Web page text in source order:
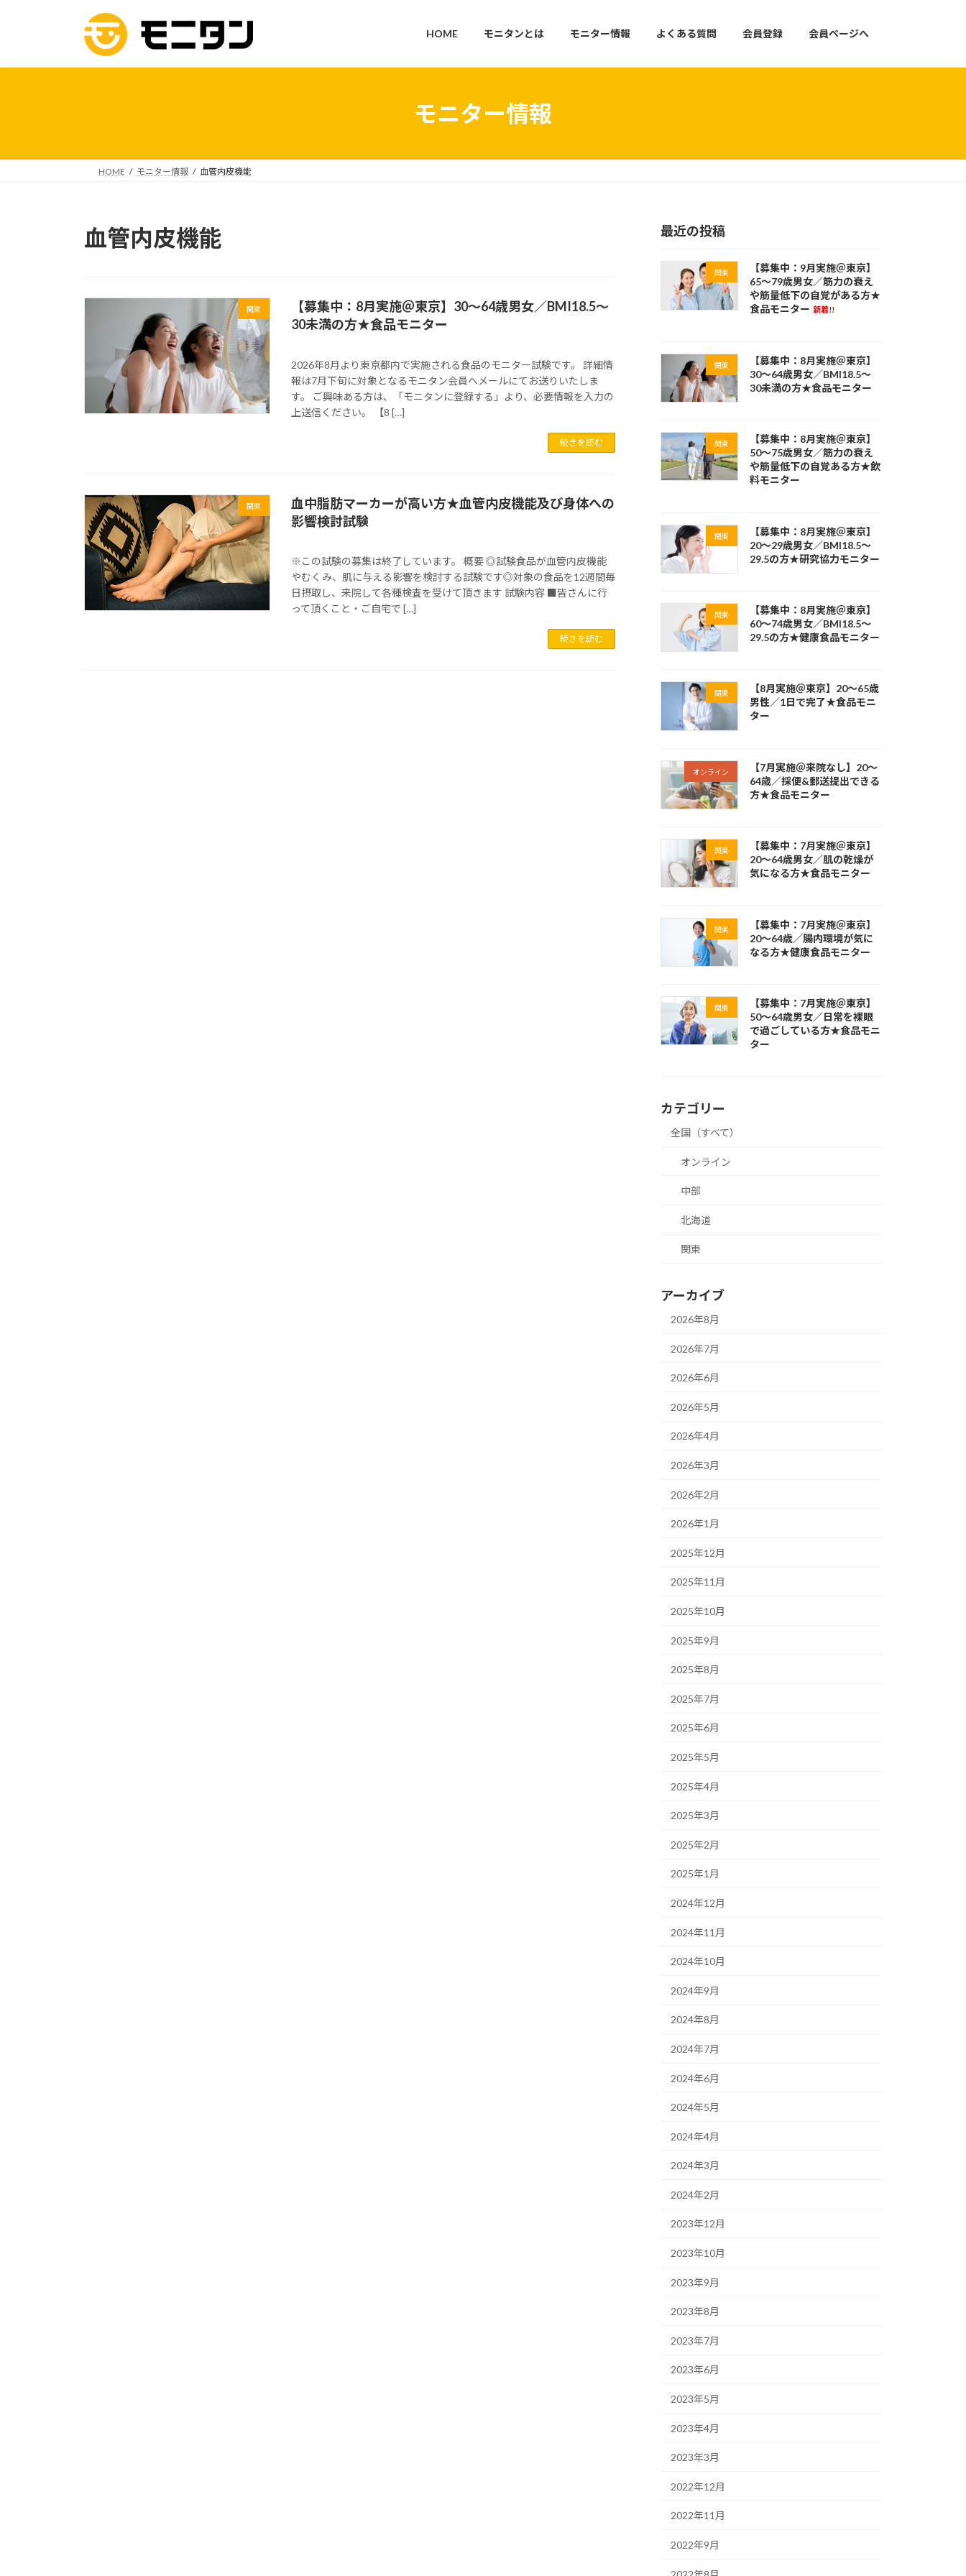
プ
動
HOME モニタンとは モニター情報 よくある質問 会員登録 会員ページへ
モニター情報
HOME モニター情報 血管内皮機能
血管内皮機能
関東
【募集中：8月実施＠東京】30～64歳男女／BMI18.5～
30未満の方★食品モニター
2026年8月より東京都内で実施される食品のモニター試験です。 詳細情
報は7月下旬に対象となるモニタン会員へメールにてお送りいたしま
す。 ご興味ある方は、「モニタンに登録する」より、必要情報を入力の
上送信ください。 【8 […]
続きを読む
関東
血中脂肪マーカーが高い方★血管内皮機能及び身体への
影響検討試験
※この試験の募集は終了しています。 概要 ◎試験食品が血管内皮機能
やむくみ、肌に与える影響を検討する試験です◎対象の食品を12週間毎
日摂取し、来院して各種検査を受けて頂きます 試験内容 ■皆さんに行
って頂くこと・ご自宅で […]
続きを読む
最近の投稿
関東
【募集中：9月実施＠東京】
65～79歳男女／筋力の衰え
や筋量低下の自覚がある方★
食品モニター 新着!!
関東
【募集中：8月実施＠東京】
30～64歳男女／BMI18.5～
30未満の方★食品モニター
関東
【募集中：8月実施＠東京】
50～75歳男女／筋力の衰え
や筋量低下の自覚ある方★飲
料モニター
関東
【募集中：8月実施＠東京】
20～29歳男女／BMI18.5～
29.5の方★研究協力モニター
関東
【募集中：8月実施＠東京】
60～74歳男女／BMI18.5～
29.5の方★健康食品モニター
関東
【8月実施＠東京】20～65歳
男性／1日で完了★食品モニ
ター
オンライン
【7月実施＠来院なし】20～
64歳／採便&郵送提出できる
方★食品モニター
関東
【募集中：7月実施＠東京】
20～64歳男女／肌の乾燥が
気になる方★食品モニター
関東
【募集中：7月実施＠東京】
20～64歳／腸内環境が気に
なる方★健康食品モニター
関東
【募集中：7月実施＠東京】
50～64歳男女／日常を裸眼
で過ごしている方★食品モニ
ター
カテゴリー
全国（すべて）
オンライン
中部
北海道
関東
アーカイブ
2026年8月
2026年7月
2026年6月
2026年5月
2026年4月
2026年3月
2026年2月
2026年1月
2025年12月
2025年11月
2025年10月
2025年9月
2025年8月
2025年7月
2025年6月
2025年5月
2025年4月
2025年3月
2025年2月
2025年1月
2024年12月
2024年11月
2024年10月
2024年9月
2024年8月
2024年7月
2024年6月
2024年5月
2024年4月
2024年3月
2024年2月
2023年12月
2023年10月
2023年9月
2023年8月
2023年7月
2023年6月
2023年5月
2023年4月
2023年3月
2022年12月
2022年11月
2022年9月